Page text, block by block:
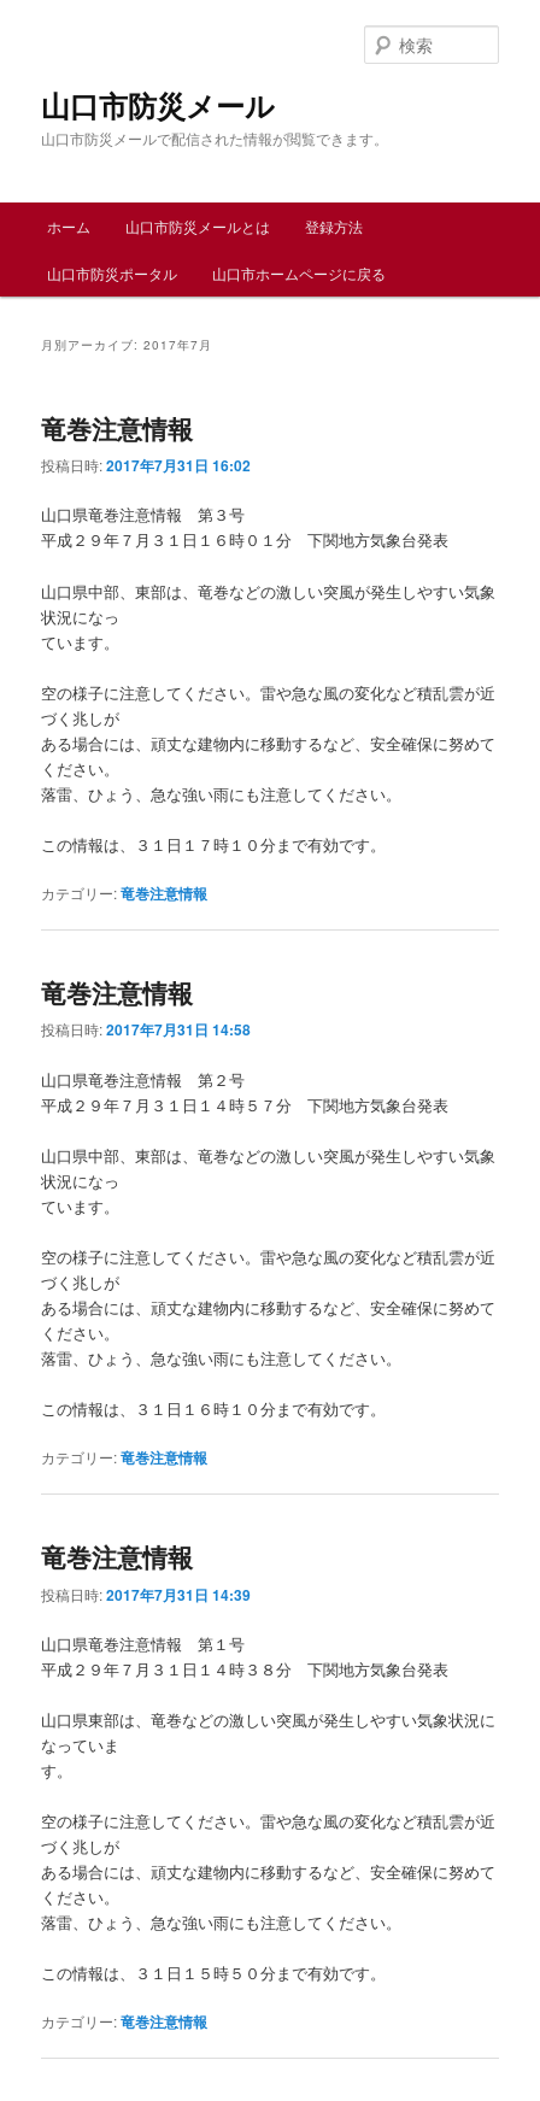
山口市防災メール
山口市防災メールで配信された情報が閲覧できます。
索
メ
ホーム 山口市防災メールとは 登録方法
山口市防災ポータル 山口市ホームページに戻る
月別アーカイブ:2017年7月
竜巻注意情報
投稿日時:2017年7月31日 16:02
山口県竜巻注意情報 第３号
平成２９年７月３１日１６時０１分 下関地方気象台発表
山口県中部、東部は、竜巻などの激しい突風が発生しやすい気象
状況になっ
ています。
空の様子に注意してください。雷や急な風の変化など積乱雲が近
づく兆しが
ある場合には、頑丈な建物内に移動するなど、安全確保に努めて
ください。
落雷、ひょう、急な強い雨にも注意してください。
この情報は、３１日１７時１０分まで有効です。
カテゴリー:竜巻注意情報
竜巻注意情報
投稿日時:2017年7月31日 14:58
山口県竜巻注意情報 第２号
平成２９年７月３１日１４時５７分 下関地方気象台発表
山口県中部、東部は、竜巻などの激しい突風が発生しやすい気象
状況になっ
ています。
空の様子に注意してください。雷や急な風の変化など積乱雲が近
づく兆しが
ある場合には、頑丈な建物内に移動するなど、安全確保に努めて
ください。
落雷、ひょう、急な強い雨にも注意してください。
この情報は、３１日１６時１０分まで有効です。
カテゴリー:竜巻注意情報
竜巻注意情報
投稿日時:2017年7月31日 14:39
山口県竜巻注意情報 第１号
平成２９年７月３１日１４時３８分 下関地方気象台発表
山口県東部は、竜巻などの激しい突風が発生しやすい気象状況に
なっていま
す。
空の様子に注意してください。雷や急な風の変化など積乱雲が近
づく兆しが
ある場合には、頑丈な建物内に移動するなど、安全確保に努めて
ください。
落雷、ひょう、急な強い雨にも注意してください。
この情報は、３１日１５時５０分まで有効です。
カテゴリー:竜巻注意情報